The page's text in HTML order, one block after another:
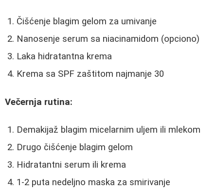
Čišćenje blagim gelom za umivanje
Nanosenje serum sa niacinamidom (opciono)
Laka hidratantna krema
Krema sa SPF zaštitom najmanje 30
Večernja rutina:
Demakijaž blagim micelarnim uljem ili mlekom
Drugo čišćenje blagim gelom
Hidratantni serum ili krema
1-2 puta nedeljno maska za smirivanje